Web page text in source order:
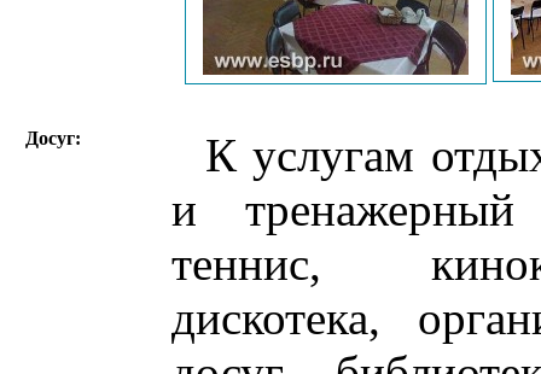
Досуг:
К услугам
и тренажерный
теннис,
дискотека,